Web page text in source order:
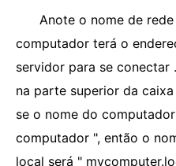
Anote o nome de
computador terá o
servidor para se conectar
na parte superior da
se o nome do
computador ", então o
local será "